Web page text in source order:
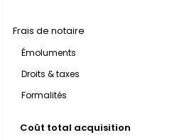
Frais de notaire
Émoluments
Droits & taxes
Formalités
Coût total acquisition